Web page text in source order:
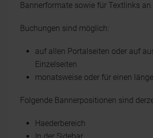
Bannerformate sowie für Textlinks an.
Buchungen sind möglich:
auf allen Portalseiten oder auf
Einzelseiten
monatsweise oder für einen
Folgende Bannerpositionen sind
Haederbereich